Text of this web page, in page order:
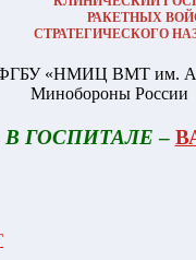
РАКЕТНЫХ
СТРАТЕГИЧЕСКОГО
В ГОСПИТАЛЕ –